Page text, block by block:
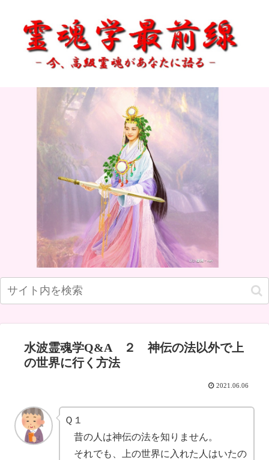
水波霊魂学Q&A ２ 神伝の法以外で上
の世界に行く方法
2021.06.06
Ｑ１
昔の人は神伝の法を知りません。
それでも、上の世界に入れた人はいたの